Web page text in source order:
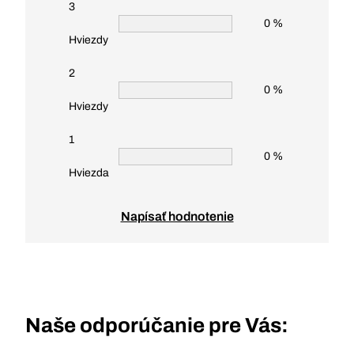
3
Hviezdy
0 %
2
Hviezdy
0 %
1
Hviezda
0 %
Napísať hodnotenie
Naše odporúčanie pre Vás: